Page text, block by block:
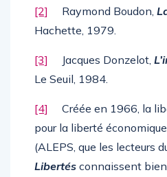
[2] Raymond Boudon,
Hachette, 1979.
[3] Jacques Donzelot,
Le Seuil, 1984.
[4] Créée en 1966, la
pour la liberté
(ALEPS, que les lecteurs
Libertés connaissent